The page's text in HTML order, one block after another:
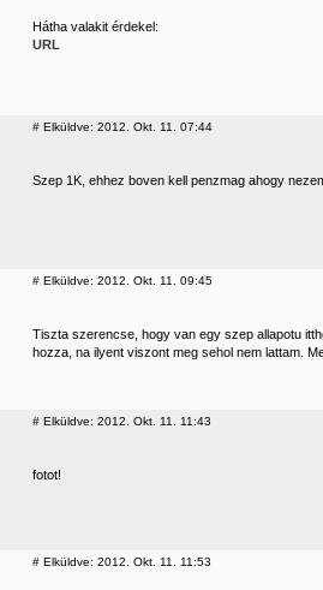
Hátha valakit érdekel:
URL
# Elküldve: 2012. Okt. 11. 07:44
Szep 1K, ehhez boven kell penzmag ahogy
# Elküldve: 2012. Okt. 11. 09:45
Tiszta szerencse, hogy van egy szep allapotu
hozza, na ilyent viszont meg sehol nem lattam.
# Elküldve: 2012. Okt. 11. 11:43
fotot!
# Elküldve: 2012. Okt. 11. 11:53